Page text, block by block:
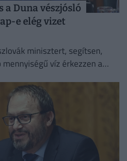
a Duna vészjósló
e elég vizet
minisztert, segítsen,
víz érkezzen a